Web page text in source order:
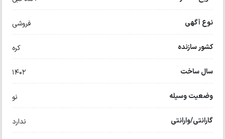
نوع آگهی فروشی
کشور سازنده کره
سال ساخت ۱۴۰۲
وضعیت وسیله نو
گارانتی/وارانتی ندارد